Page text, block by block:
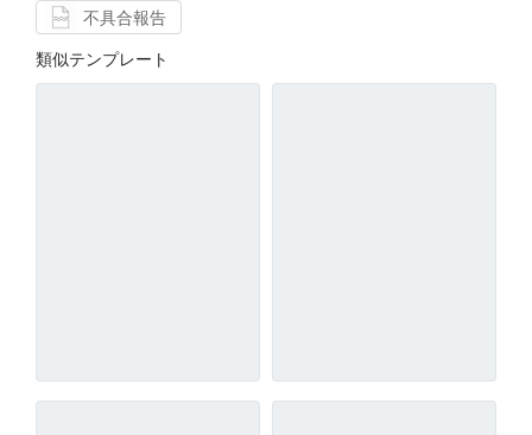
不具合報告
類似テンプレート